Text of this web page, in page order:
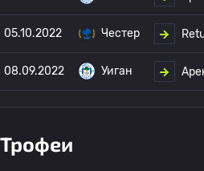
05.10.2022 Честер
08.09.2022 Уиган
Трофеи